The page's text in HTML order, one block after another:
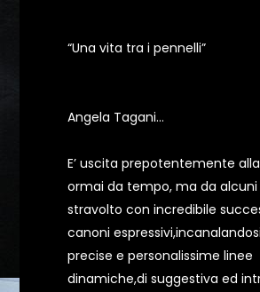
“Una vita tra i pennelli”
Angela Tagani…
E’ uscita prepotentemente
ormai da tempo, ma da alcuni
stravolto con incredibile
canoni
precise e personalissime linee
dinamiche,di suggestiva ed